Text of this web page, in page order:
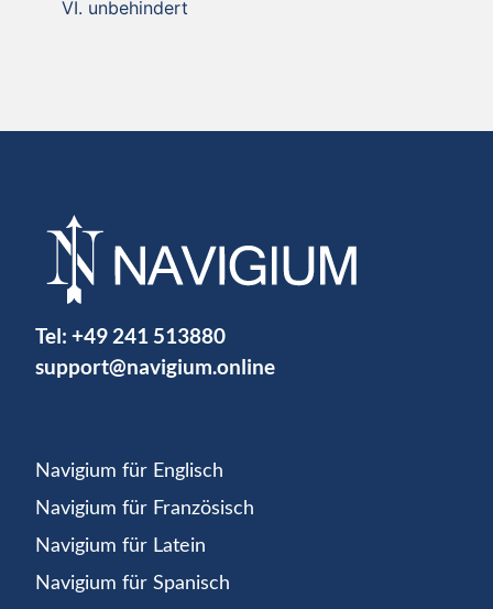
unbehindert
Tel: +49 241 513880
support@navigium.online
Navigium für Englisch
Navigium für Französisch
Navigium für Latein
Navigium für Spanisch